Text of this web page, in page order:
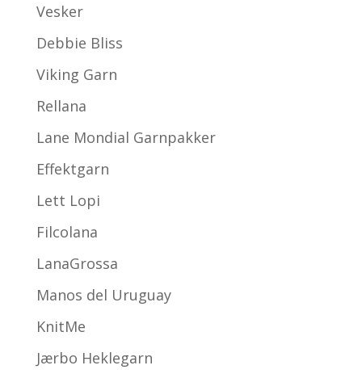
Vesker
Debbie Bliss
Viking Garn
Rellana
Lane Mondial Garnpakker
Effektgarn
Lett Lopi
Filcolana
LanaGrossa
Manos del Uruguay
KnitMe
Jærbo Heklegarn